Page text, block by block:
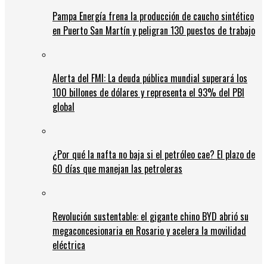
Pampa Energía frena la producción de caucho sintético
en Puerto San Martín y peligran 130 puestos de trabajo
Alerta del FMI: La deuda pública mundial superará los
100 billones de dólares y representa el 93% del PBI
global
¿Por qué la nafta no baja si el petróleo cae? El plazo de
60 días que manejan las petroleras
Revolución sustentable: el gigante chino BYD abrió su
megaconcesionaria en Rosario y acelera la movilidad
eléctrica